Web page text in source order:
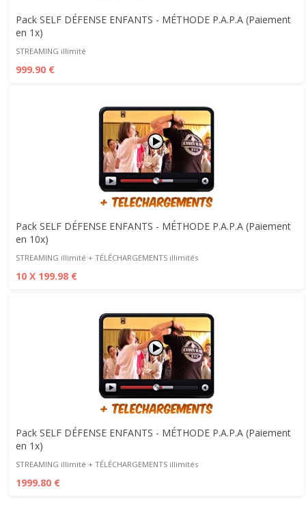
Pack SELF DÉFENSE ENFANTS - MÉTHODE P.A.P.A (Paiement
en 1x)
STREAMING illimité
999.90 €
Pack SELF DÉFENSE ENFANTS - MÉTHODE P.A.P.A (Paiement
en 10x)
STREAMING illimité + TÉLÉCHARGEMENTS illimités
10 X 199.98 €
Pack SELF DÉFENSE ENFANTS - MÉTHODE P.A.P.A (Paiement
en 1x)
STREAMING illimité + TÉLÉCHARGEMENTS illimités
1999.80 €